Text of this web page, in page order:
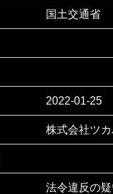
国土交通省
2022-01-25
株式会社ツカ
法令違反の